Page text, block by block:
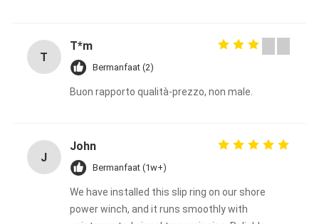
T
T*m
Bermanfaat (2)
Buon rapporto qualità-prezzo, non male.
J
John
Bermanfaat (1w+)
We have installed this slip ring on our shore
power winch, and it runs smoothly with